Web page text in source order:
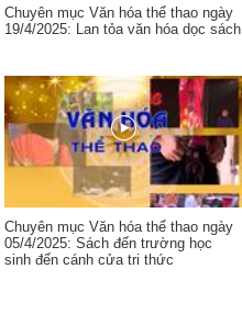
Chuyên mục Văn hóa thể thao ngày
19/4/2025: Lan tỏa văn hóa dọc sách
Chuyên mục Văn hóa thể thao ngày
05/4/2025: Sách đến trường học
sinh đến cánh cửa tri thức